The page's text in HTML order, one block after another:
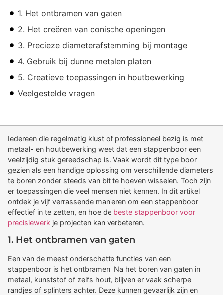
1. Het ontbramen van gaten
2. Het creëren van conische openingen
3. Precieze diameterafstemming bij montage
4. Gebruik bij dunne metalen platen
5. Creatieve toepassingen in houtbewerking
Veelgestelde vragen
Iedereen die regelmatig klust of professioneel bezig is met
metaal- en houtbewerking weet dat een stappenboor een
veelzijdig stuk gereedschap is. Vaak wordt dit type boor
gezien als een handige oplossing om verschillende diameters
te boren zonder steeds van bit te hoeven wisselen. Toch zijn
er toepassingen die veel mensen niet kennen. In dit artikel
ontdek je vijf verrassende manieren om een stappenboor
effectief in te zetten, en hoe de beste stappenboor voor
precisiewerk je projecten kan verbeteren.
1. Het ontbramen van gaten
Een van de meest onderschatte functies van een
stappenboor is het ontbramen. Na het boren van gaten in
metaal, kunststof of zelfs hout, blijven er vaak scherpe
randjes of splinters achter. Deze kunnen gevaarlijk zijn en